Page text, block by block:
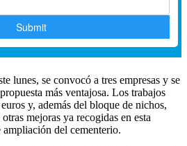
lunes, se convocó a tres empresas y se
más ventajosa. Los trabajos
y, además del bloque de nichos,
mejoras ya recogidas en esta
del cementerio.